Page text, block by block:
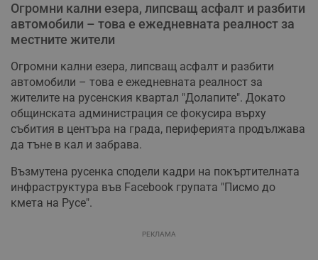
Огромни кални езера, липсващ асфалт и разбити
автомобили – това е ежедневната реалност за
местните жители
Огромни кални езера, липсващ асфалт и разбити
автомобили – това е ежедневната реалност за
жителите на русенския квартал "Долапите". Докато
общинската администрация се фокусира върху
събития в центъра на града, периферията продължава
да тъне в кал и забрава.
Възмутена русенка сподели кадри на покъртителната
инфраструктура във Facebook групата "Писмо до
кмета на Русе".
РЕКЛАМА